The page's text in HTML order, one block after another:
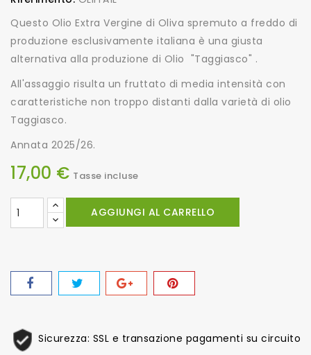
Questo Olio Extra Vergine di Oliva spremuto a freddo di
produzione esclusivamente italiana è una giusta
alternativa alla produzione di Olio "Taggiasco" .
All'assaggio risulta un fruttato di media intensità con
caratteristiche non troppo distanti dalla varietà di olio
Taggiasco.
Annata 2025/26.
17,00 € Tasse incluse
AGGIUNGI AL CARRELLO
Sicurezza: SSL e transazione pagamenti su circuito